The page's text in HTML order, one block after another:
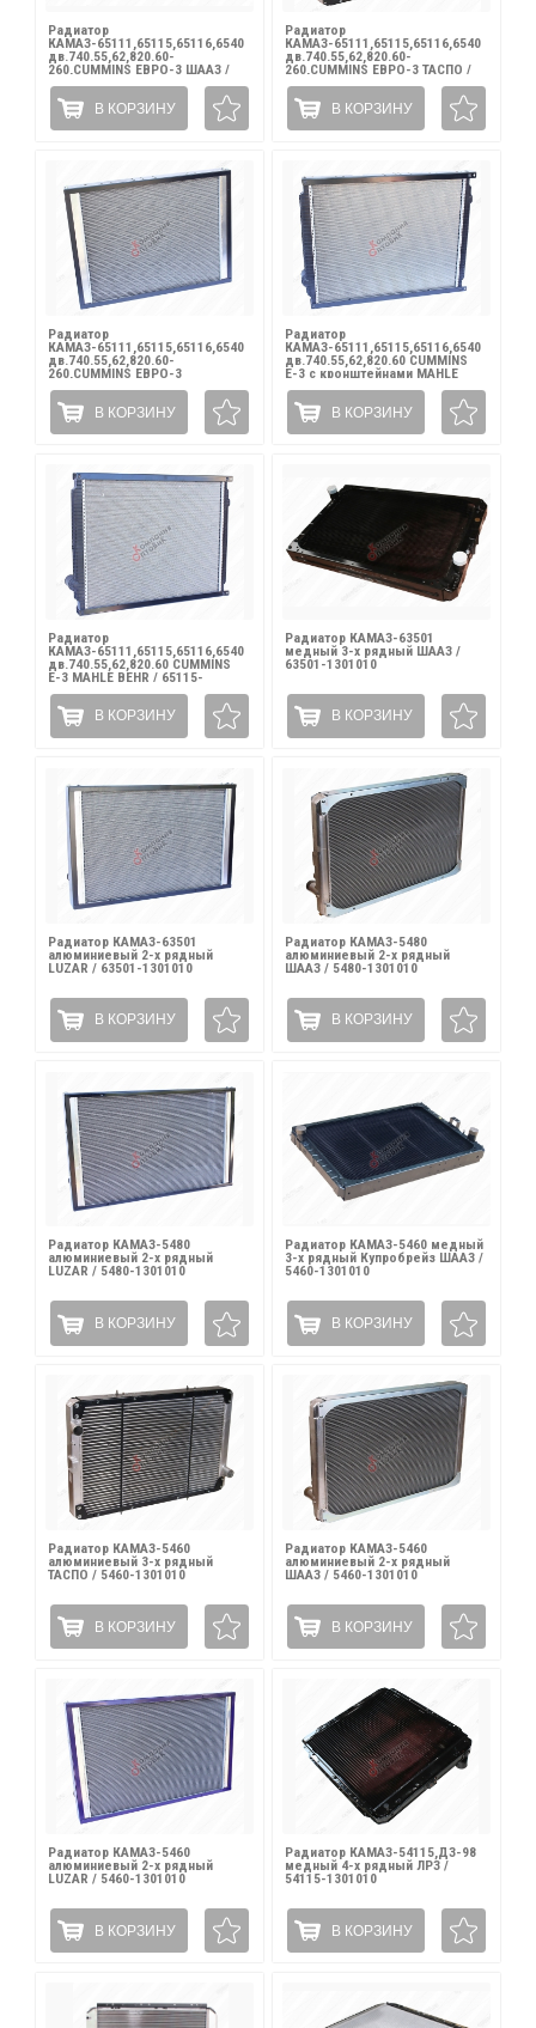
Радиатор
КАМАЗ-65111,65115,65116,6540
дв.740.55,62,820.60-
260,CUMMINS ЕВРО-3 ШААЗ /
65115-1301010-22
В КОРЗИНУ
Радиатор
КАМАЗ-65111,65115,65116,6540
дв.740.55,62,820.60-
260,CUMMINS ЕВРО-3 ТАСПО /
65115-1301010
В КОРЗИНУ
Радиатор
КАМАЗ-65111,65115,65116,6540
дв.740.55,62,820.60-
260,CUMMINS ЕВРО-3
алюминиевый LUZAR / 65115-
1301010-22
В КОРЗИНУ
Радиатор
КАМАЗ-65111,65115,65116,6540
дв.740.55,62,820.60 CUMMINS
Е-3 с кронштейнами MAHLE
BEHR сб / 65115-1301010-80
В КОРЗИНУ
Радиатор
КАМАЗ-65111,65115,65116,6540
дв.740.55,62,820.60 CUMMINS
Е-3 MAHLE BEHR / 65115-
1301010-80
В КОРЗИНУ
Радиатор КАМАЗ-63501
медный 3-х рядный ШААЗ /
63501-1301010
В КОРЗИНУ
Радиатор КАМАЗ-63501
алюминиевый 2-х рядный
LUZAR / 63501-1301010
В КОРЗИНУ
Радиатор КАМАЗ-5480
алюминиевый 2-х рядный
ШААЗ / 5480-1301010
В КОРЗИНУ
Радиатор КАМАЗ-5480
алюминиевый 2-х рядный
LUZAR / 5480-1301010
В КОРЗИНУ
Радиатор КАМАЗ-5460 медный
3-х рядный Купробрейз ШААЗ /
5460-1301010
В КОРЗИНУ
Радиатор КАМАЗ-5460
алюминиевый 3-х рядный
ТАСПО / 5460-1301010
В КОРЗИНУ
Радиатор КАМАЗ-5460
алюминиевый 2-х рядный
ШААЗ / 5460-1301010
В КОРЗИНУ
Радиатор КАМАЗ-5460
алюминиевый 2-х рядный
LUZAR / 5460-1301010
В КОРЗИНУ
Радиатор КАМАЗ-54115,ДЗ-98
медный 4-х рядный ЛРЗ /
54115-1301010
В КОРЗИНУ